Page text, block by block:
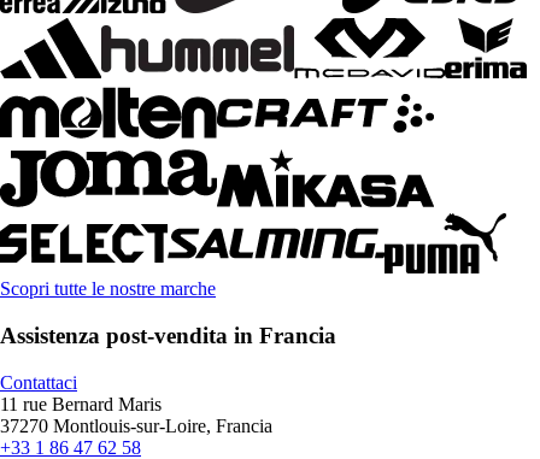
Scopri tutte le nostre marche
Assistenza post-vendita in Francia
Contattaci
11 rue Bernard Maris
37270 Montlouis-sur-Loire, Francia
+33 1 86 47 62 58